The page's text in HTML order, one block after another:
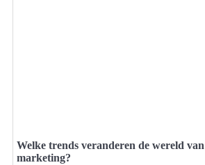
Welke trends veranderen de wereld
marketing?